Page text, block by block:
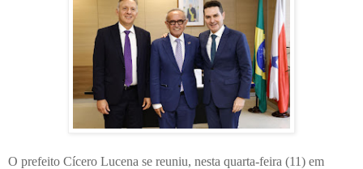
O prefeito Cícero Lucena se reuniu, nesta quarta-feira (11) em